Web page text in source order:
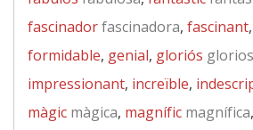
fascinadorfascinadora, fascinant,
formidable, genial, gloriós
impressionant, increïble,
màgic màgica, magnífic magnífica,